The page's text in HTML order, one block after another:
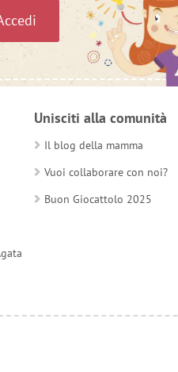
Unisciti alla comunità
Il blog della mamma
Vuoi collaborare con noi?
Buon Giocattolo 2025